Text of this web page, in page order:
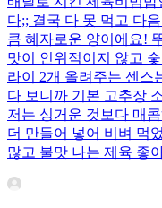
다;; 결국 다 못 먹고 다
큼 혜자로운 양이에요!
맛이 인위적이지 않고
라이 2개 올려주는 센스
다 보니까 기본 고추장
저는 싱거운 것보다 매
더 만들어 넣어 비벼 먹
많고 불맛 나는 제육 좋